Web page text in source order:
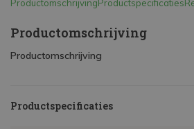
ProductomschrijvingProductspecificaties
Productomschrijving
Productomschrijving
Productspecificaties